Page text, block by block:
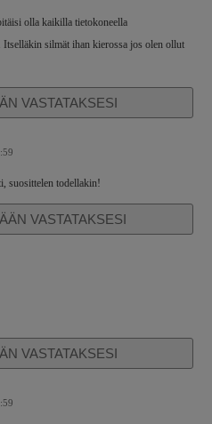
olla kaikilla tietokoneella
silmät ihan kierossa jos olen ollut
VASTATAKSESI
suosittelen todellakin!
VASTATAKSESI
VASTATAKSESI